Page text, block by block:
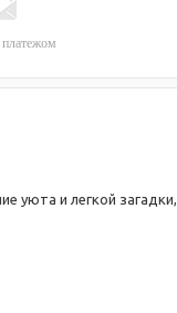
уюта и легкой загадки,